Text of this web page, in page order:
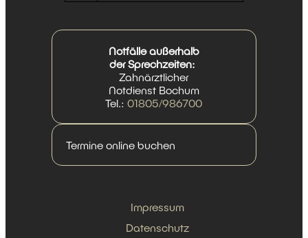
Notfälle außerhalb
der Sprechzeiten:
Zahnärztlicher
Notdienst Bochum
Tel.:01805/986700
Termine online buchen
Impressum
Datenschutz